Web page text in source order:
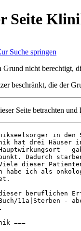
Seite
Suche springen
nicht berechtigt,
beschränkt, die der
Seite betrachten und